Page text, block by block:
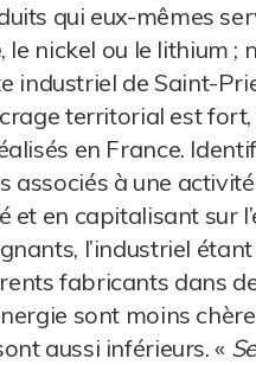
qui eux-mêmes
le nickel ou le lithium
industriel de Saint-
territorial est
en France.
associés à une
et en capitalisant sur
l’industriel
fabricants dans
sont moins
aussi inférieurs. «